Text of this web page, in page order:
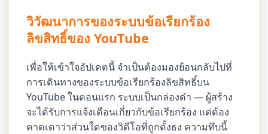
วิวัฒนาการของระบบข้อเรียกร้อง
ลิขสิทธิ์ของ YouTube
เพื่อให้เข้าใจอัปเดตนี้ จำเป็นต้องมองย้อนกลับไปที่
การเดินทางของระบบข้อเรียกร้องลิขสิทธิ์บน
YouTube ในตอนแรก ระบบเป็นกล่องดำ — ผู้สร้าง
จะได้รับการแจ้งเตือนเกี่ยวกับข้อเรียกร้อง แต่ต้อง
คาดเดาว่าส่วนใดของวิดีโอที่ถูกตั้งธง ความทึบนี้